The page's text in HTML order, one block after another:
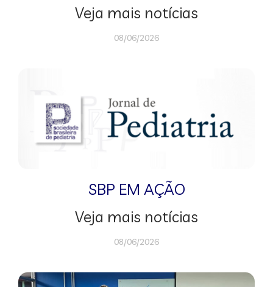
Veja mais notícias
08/06/2026
SBP EM AÇÃO
Veja mais notícias
08/06/2026